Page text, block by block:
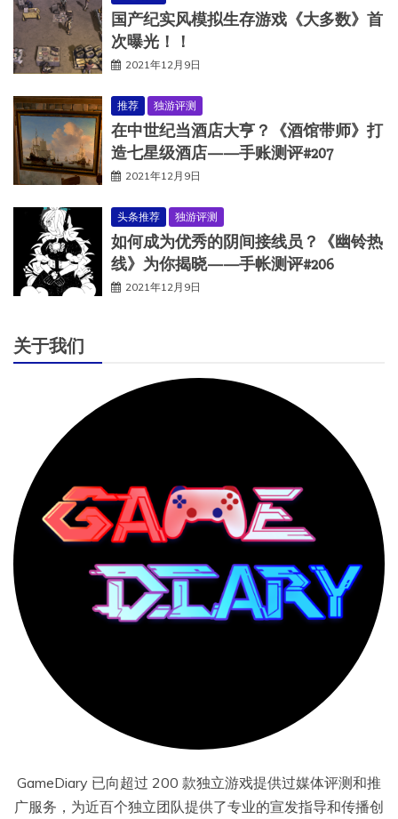
国产纪实风模拟生存游戏《大多数》首
次曝光！！
2021年12月9日
推荐 独游评测
在中世纪当酒店大亨？《酒馆带师》打
造七星级酒店——手账测评#207
2021年12月9日
头条推荐 独游评测
如何成为优秀的阴间接线员？《幽铃热
线》为你揭晓——手帐测评#206
2021年12月9日
关于我们
GameDiary 已向超过 200 款独立游戏提供过媒体评测和推
广服务，为近百个独立团队提供了专业的宣发指导和传播创